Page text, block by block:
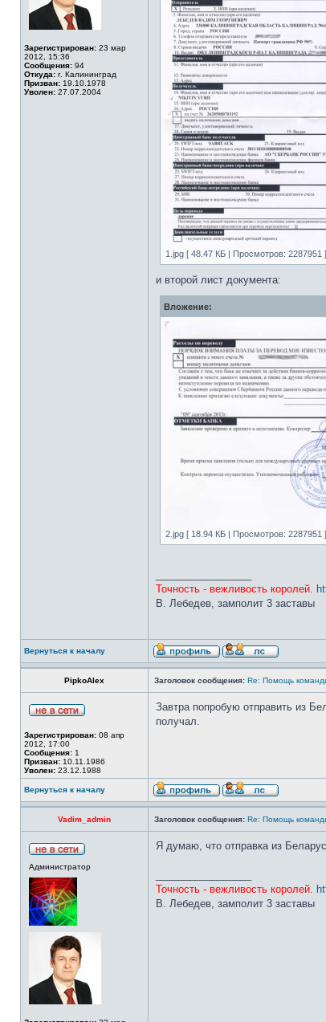
Зарегистрирован: 23 мар
2012, 15:36
Сообщения: 94
Откуда: г. Калининград
Призван: 19.10.1978
Уволен: 27.07.2004
1.jpg [ 48.47 КБ | Просмотров: 2287951 ]
и второй лист документа:
Вложение:
2.jpg [ 18.94 КБ | Просмотров: 2287951 ]
Точность - вежливость королей.
В. Лебедев, замполит 3 заставы
Вернуться к началу
PipkoAlex Заголовок сообщения: Re: Помощь
Зарегистрирован: 08 апр
2012, 17:00
Сообщения: 1
Призван: 10.11.1986
Уволен: 23.12.1988
Завтра попробую отправить из
получал.
Вернуться к началу
Vadim_admin Заголовок сообщения: Re: Помощь
Администратор
Я думаю, что отправка из
Точность - вежливость королей.
В. Лебедев, замполит 3 заставы